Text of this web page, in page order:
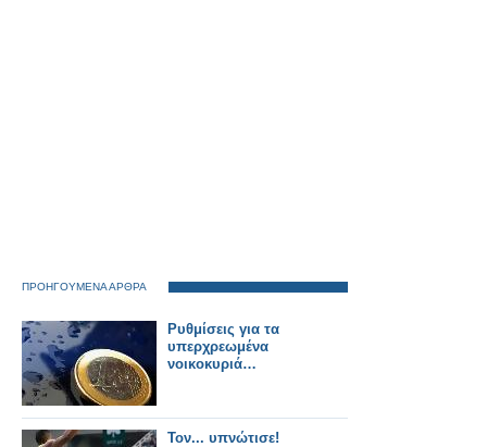
ΠΡΟΗΓΟΥΜΕΝΑ ΑΡΘΡΑ
Ρυθμίσεις για τα
υπερχρεωμένα
νοικοκυριά…
Τον... υπνώτισε!